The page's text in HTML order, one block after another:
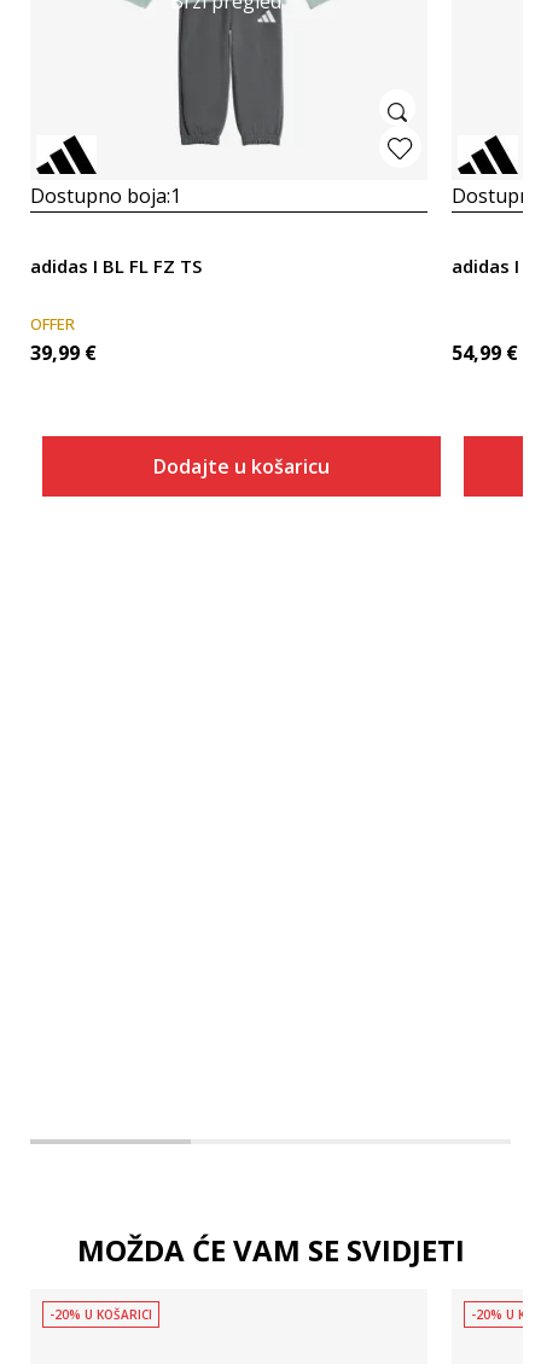
Dostupno boja:1
adidas I BL FL FZ TS
OFFER
39,99 €
Dodajte u košaricu
adidas I
54,99 €
MOŽDA ĆE VAM SE SVIDJETI
-20% U KOŠARICI -20% U